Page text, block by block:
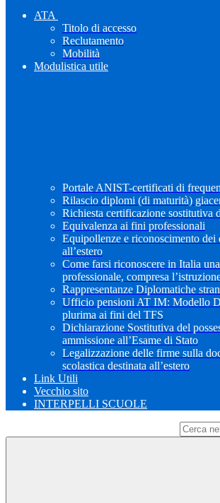
ATA
Titolo di accesso
Reclutamento
Mobilità
Modulistica utile
Portale ANIST-certificati di
Rilascio diplomi (di maturità)
Richiesta certificazione sostitutiva
Equivalenza ai fini professionali
Equipollenze e riconoscimento
all’estero
Come farsi riconoscere in Italia
professionale, compresa
Rappresentanze Diplomatiche
Ufficio pensioni AT IM: Modello
plurima ai fini del TFS
Dichiarazione Sostitutiva del
ammissione all’Esame di Stato
Legalizzazione delle firme sulla
scolastica destinata all’estero
Link Utili
Vecchio sito
INTERPELLI SCUOLE